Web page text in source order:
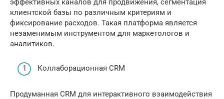
эффективных каналов для продвижения, сегментация
клиентской базы по различным критериям и
фиксирование расходов. Такая платформа является
незаменимым инструментом для маркетологов и
аналитиков.
Коллаборационная CRM
Продуманная CRM для интерактивного взаимодействия